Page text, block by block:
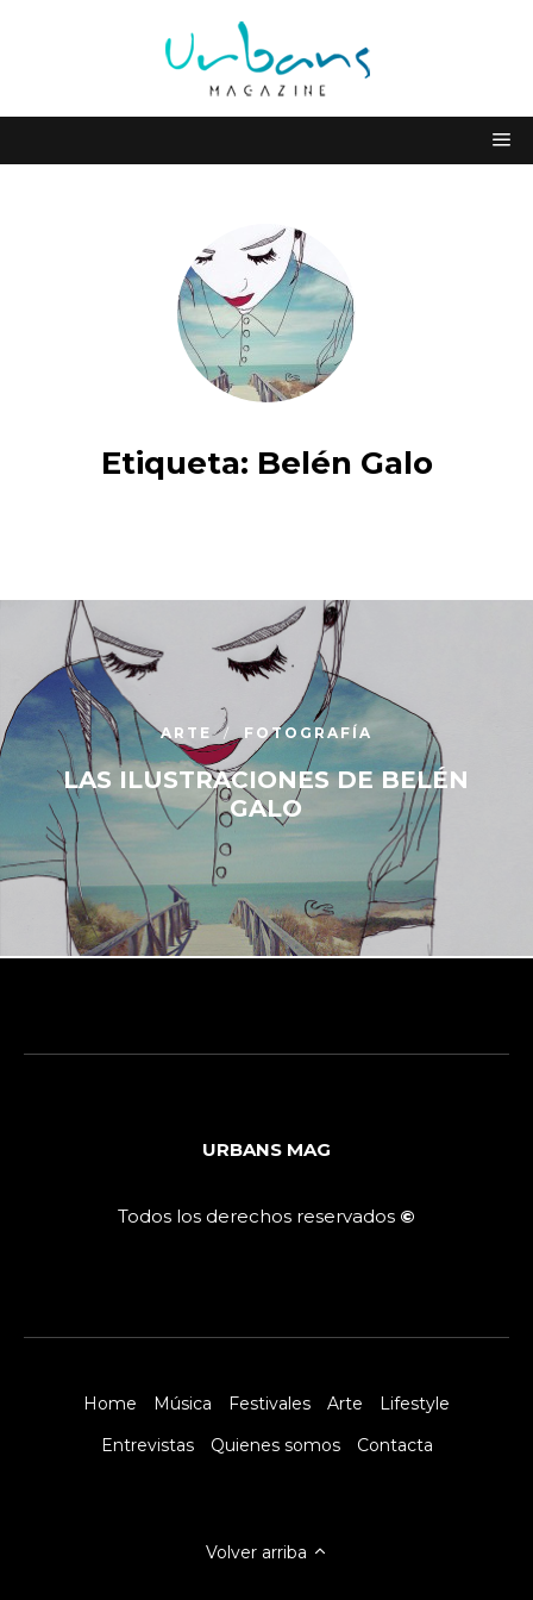
Etiqueta: Belén Galo
ARTE FOTOGRAFÍA
LAS ILUSTRACIONES DE BELÉN
GALO
URBANS MAG
Todos los derechos reservados ©
Home Música Festivales Arte
Lifestyle
Entrevistas
Quienes somos Contacta
Volver arriba